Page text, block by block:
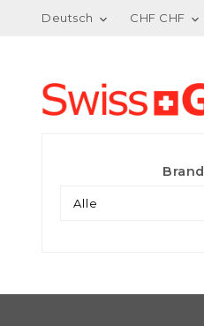
Deutsch  CHF CHF 
Brand